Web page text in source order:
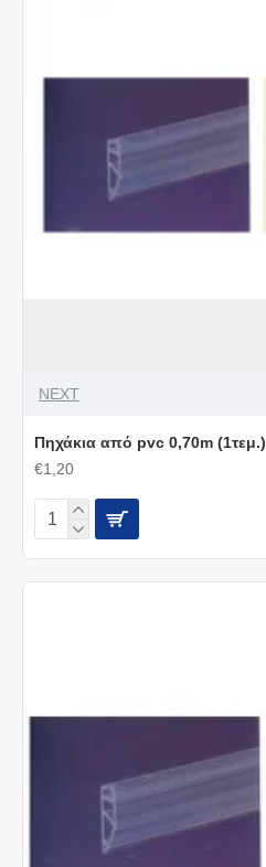
NEXT
Πηχάκια από pvc 0,70m (1τεμ.)
€1,20